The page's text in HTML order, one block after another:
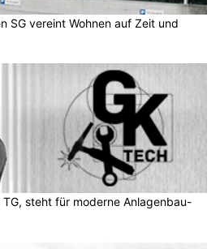
SG vereint Wohnen auf Zeit und
TG, steht für moderne Anlagenbau-